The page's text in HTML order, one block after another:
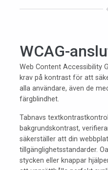
WCAG-
Web Content Accessibility
krav på kontrast för att
alla användare, även de
färgblindhet.
Tabnavs
bakgrundskontrast,
säkerställer att din
tillgänglighetsstandarder.
stycken eller knappar